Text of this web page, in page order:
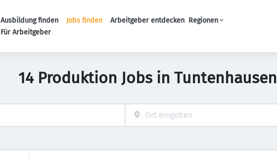
Ausbildung finden Jobs finden Arbeitgeber entdecken Regionen
Für Arbeitgeber
14 Produktion Jobs in Tuntenhausen